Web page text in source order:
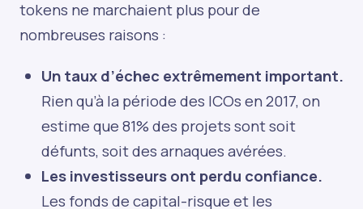
tokens ne marchaient plus pour de
nombreuses raisons :
Un taux d’échec extrêmement important.
Rien qu’à la période des ICOs en 2017, on
estime que 81% des projets sont soit
défunts, soit des arnaques avérées.
Les investisseurs ont perdu confiance.
Les fonds de capital-risque et les